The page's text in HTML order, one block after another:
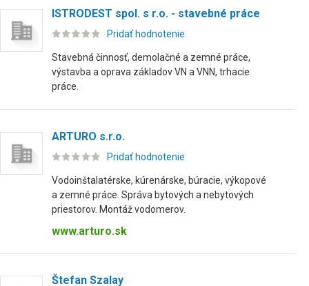
ISTRODEST spol. s r.o. - stavebné práce
Pridať hodnotenie
Stavebná činnosť, demolačné a zemné práce,
výstavba a oprava základov VN a VNN, trhacie
práce.
ARTURO s.r.o.
Pridať hodnotenie
Vodoinštalatérske, kúrenárske, búracie, výkopové
a zemné práce. Správa bytových a nebytových
priestorov. Montáž vodomerov.
www.arturo.sk
Štefan Szalay